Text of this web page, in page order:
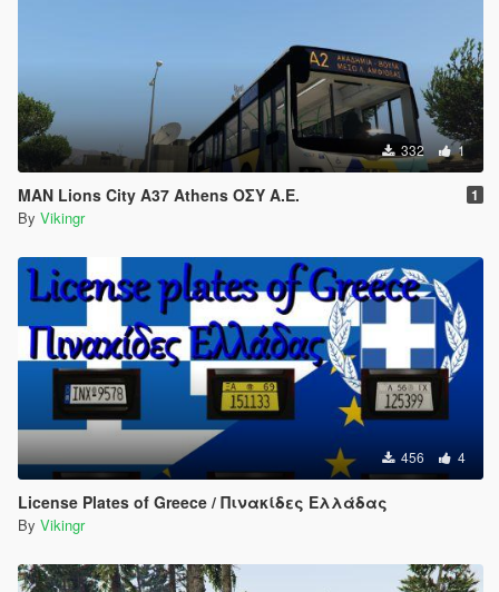
332 1
MAN Lions City A37 Athens ΟΣΥ Α.Ε. 1
By Vikingr
456 4
License Plates of Greece / Πινακίδες Ελλάδας
By Vikingr